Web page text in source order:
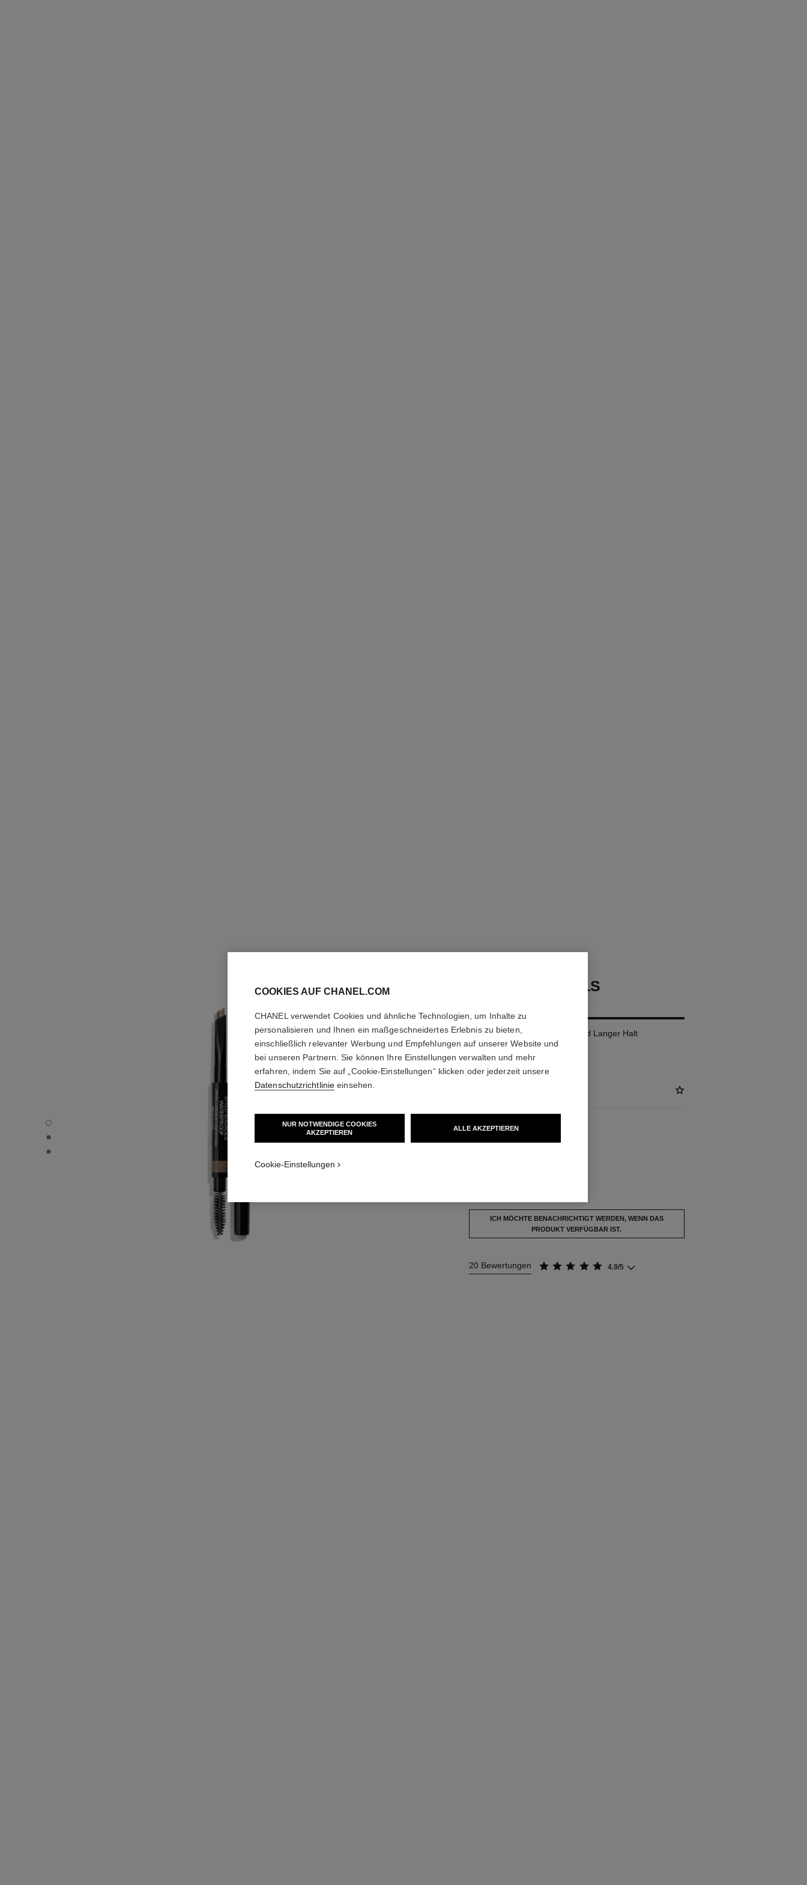
STYLO SOURCILS WATERPROOF - Standardansicht
STYLO SOURCILS WATERPROOF - Alternative Ansicht 1
STYLO SOURCILS WATERPROOF - Ansicht der grundlegenden Textur
STYLO SOURCILS
Augenbrauenstift, Definition und Langer Halt
Weitere Details
Ref. 183808
9 NUANCEN VERFÜGBAR
ICH MÖCHTE BENACHRICHTIGT WERDEN, WENN DAS
PRODUKT VERFÜGBAR IST.
20 Bewertungen 4.9/5
COOKIES AUF CHANEL.COM
CHANEL verwendet Cookies und ähnliche Technologien, um Inhalte zu
personalisieren und Ihnen ein maßgeschneidertes Erlebnis zu bieten,
einschließlich relevanter Werbung und Empfehlungen auf unserer Website und
bei unseren Partnern. Sie können Ihre Einstellungen verwalten und mehr
erfahren, indem Sie auf „Cookie-Einstellungen“ klicken oder jederzeit unsere
Datenschutzrichtlinie einsehen.
NUR NOTWENDIGE COOKIES
AKZEPTIEREN
ALLE AKZEPTIEREN
Cookie-Einstellungen